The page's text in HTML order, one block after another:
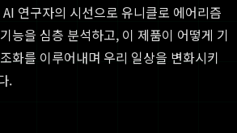
연구자의 시선으로 유니클로 에어리즘
능을 심층 분석하고, 이 제품이 어떻게 기
화를 이루어내며 우리 일상을 변화시키
.